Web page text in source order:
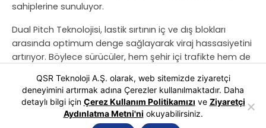
sahiplerine sunuluyor.
Dual Pitch Teknolojisi, lastik sırtının iç ve dış blokları
arasında optimum denge sağlayarak viraj hassasiyetini
artırıyor. Böylece sürücüler, hem şehir içi trafikte hem de
verim alabiliyor. Bu özel teknolojiler, Ventus Evo SUV’u
sadece konforlu değil, aynı zamanda yüksek
performanslı bir seçenek haline getiriyor.
QSR Teknoloji A.Ş. olarak, web sitemizde ziyaretçi
deneyimini artırmak adına Çerezler kullanılmaktadır. Daha
detaylı bilgi için Çerez Kullanım Politikamızı ve Ziyaretçi
Aydınlatma Metni'ni okuyabilirsiniz.